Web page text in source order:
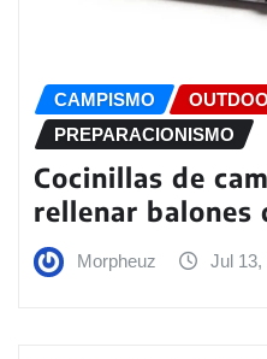
CAMPISMO
PREPARACIONISMO
Cocinillas de
rellenar balones
Morpheuz Jul 13,